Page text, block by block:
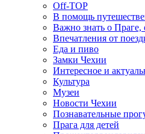
Off-TOP
В помощь
Важно знать о Праге,
Впечатления от
Еда и пиво
Замки Чехии
Интересное и
Культура
Музеи
Новости Чехии
Познавательные
Прага для детей